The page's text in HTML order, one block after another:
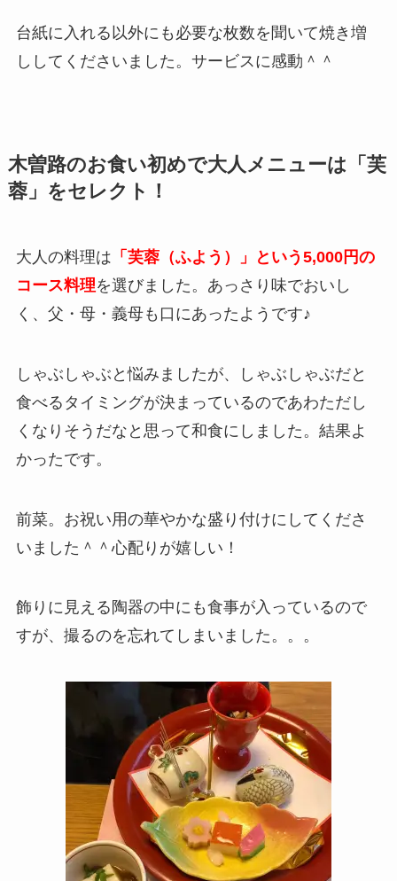
台紙に入れる以外にも必要な枚数を聞いて焼き増
ししてくださいました。サービスに感動＾＾
木曽路のお食い初めで大人メニューは「芙
蓉」をセレクト！
大人の料理は 「芙蓉（ふよう）」という5,000円の
コース料理を選びました。あっさり味でおいし
く、父・母・義母も口にあったようです♪
しゃぶしゃぶと悩みましたが、しゃぶしゃぶだと
食べるタイミングが決まっているのであわただし
くなりそうだなと思って和食にしました。結果よ
かったです。
前菜。お祝い用の華やかな盛り付けにしてくださ
いました＾＾心配りが嬉しい！
飾りに見える陶器の中にも食事が入っているので
すが、撮るのを忘れてしまいました。。。